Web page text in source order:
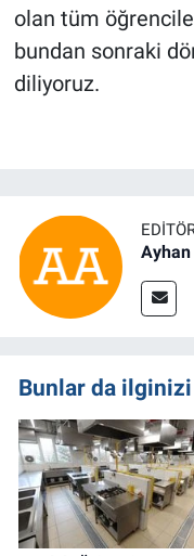
olan tüm
bundan sonraki
diliyoruz.
Ayhan
Bunlar da